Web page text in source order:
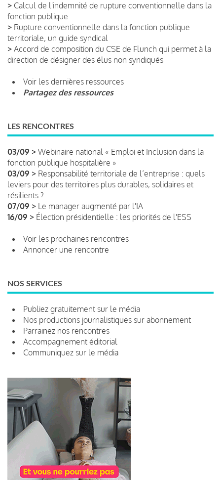
> Calcul de l'indemnité de rupture conventionnelle dans la
fonction publique
> Rupture conventionnelle dans la fonction publique
territoriale, un guide syndical
> Accord de composition du CSE de Flunch qui permet à la
direction de désigner des élus non syndiqués
Voir les dernières ressources
Partagez des ressources
LES RENCONTRES
03/09 > Webinaire national « Emploi et Inclusion dans la
fonction publique hospitalière »
03/09 > Responsabilité territoriale de l’entreprise : quels
leviers pour des territoires plus durables, solidaires et
résilients ?
07/09 > Le manager augmenté par l'IA
16/09 > Élection présidentielle : les priorités de l'ESS
Voir les prochaines rencontres
Annoncer une rencontre
NOS SERVICES
Publiez gratuitement sur le média
Nos productions journalistiques sur abonnement
Parrainez nos rencontres
Accompagnement éditorial
Communiquez sur le média